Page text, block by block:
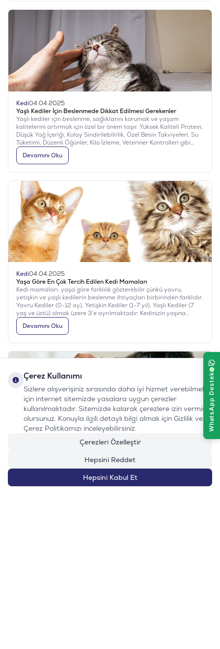
Kedi04.04.2025
Yaşlı Kediler İçin Beslenmede Dikkat Edilmesi Gerekenler
Yaşlı kediler için beslenme, sağlıklarını korumak ve yaşam
kalitelerini artırmak için özel bir önem taşır. Yüksek Kaliteli Protein,
Düşük Yağ İçeriği, Kolay Sindirilebilirlik, Özel Besin Takviyeleri, Su
Tüketimi, Düzenli Öğünler, Kilo İzleme, Veteriner Kontrolleri gibi
durumlar dikkate alınarak yaşlı kedinizin sağlıklı ve konforlu bir
yaşam sürmesine yardımcı olabilirsiniz. Yaşlı kedi
mamaları için Evinemama adresini ziyaret edebilir, inceleyebilir,
güvenle satın alabilirsiniz.
Devamını Oku
Kedi04.04.2025
Yaşa Göre En Çok Tercih Edilen Kedi Mamaları
Kedi mamaları, yaşa göre farklılık gösterebilir çünkü yavru,
yetişkin ve yaşlı kedilerin beslenme ihtiyaçları birbirinden farklıdır.
Yavru Kediler (0-12 ay), Yetişkin Kediler (1-7 yıl), Yaşlı Kediler (7
yaş ve üstü) olmak üzere 3’e ayrılmaktadır. Kedinizin yaşına
uygun mama seçerken veterinerinizin önerilerini de dikkate
almanız önemlidir. Ayrıca, her kedinin bireysel ihtiyaçları farklı
olabilir, bu yüzden kedinizin sağlık durumuna ve özel ihtiyaçlarına
uygun mama seçimi yapmanız en iyisi olacaktır.
Devamını Oku
Köpeğinizin sağlığı için en iyi mamayı seçmek önemlidir.
Köpeğinizin özel bir sağlık durumu, yaşı veya alerjileri varsa,
veterinerinize danışarak en uygun seçeneği belirlemek iyi bir
fikirdir. Royal Canin, Hill's Science Diet, Orijen, Acana vb. gibi
Çerez Kullanımı
Sizlere alışverişiniz sırasında daha iyi hizmet verebilmek
için internet sitemizde yasalara uygun çerezler
kullanılmaktadır. Sitemizde kalarak çerezlere izin vermiş
olursunuz. Konuyla ilgili detaylı bilgi almak için Gizlilik ve
Çerez Politikamızı inceleyebilirsiniz.
Çerezleri Özelleştir
Hepsini Reddet
Hepsini Kabul Et